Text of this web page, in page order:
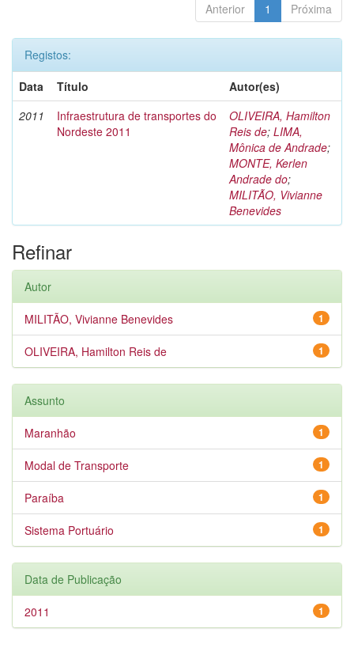
Anterior 1 Próxima
Registos:
Data
Título
Autor(es)
2011
Infraestrutura de transportes do
Nordeste 2011
OLIVEIRA, Hamilton
Reis de; LIMA,
Mônica de Andrade;
MONTE, Kerlen
Andrade do;
MILITÃO, Vivianne
Benevides
Refinar
Autor
1
MILITÃO, Vivianne Benevides
1
OLIVEIRA, Hamilton Reis de
Assunto
1
Maranhão
1
Modal de Transporte
1
Paraíba
1
Sistema Portuário
Data de Publicação
1
2011